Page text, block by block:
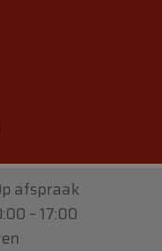
afspraak
– 17:00